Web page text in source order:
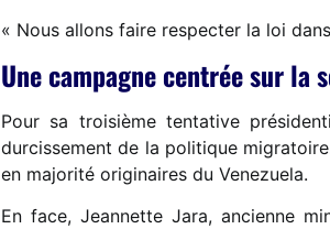
« Nous allons faire respecter la loi
Une campagne centrée sur la
Pour sa troisième tentative
durcissement de la politique
en majorité originaires du Venezuela.
En face, Jeannette Jara, ancienne